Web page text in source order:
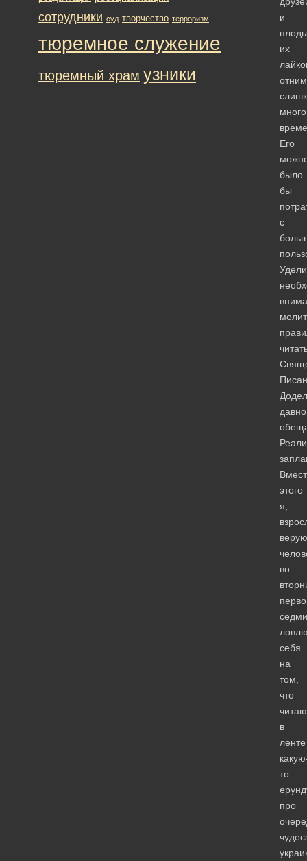
и
их
много
Его
было
бы
с
давно
этого
я,
во
себя
на
том,
что
читаю
в
ленте
то
про
сотрудники суд творчество терроризм
тюремное служение
тюремный храм узники